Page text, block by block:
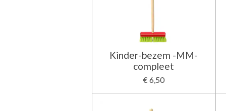
Kinder-bezem -MM-
compleet
€ 6,50